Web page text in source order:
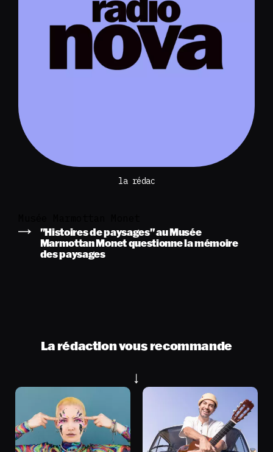
la rédac
"Histoires de paysages" au Musée
Marmottan Monet questionne la mémoire
des paysages
La rédaction vous recommande